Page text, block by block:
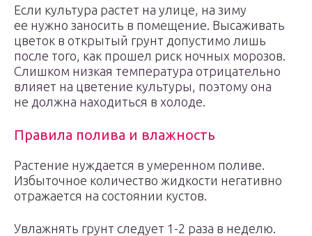
Если культура растет на улице, на зиму
ее нужно заносить в помещение. Высаживать
цветок в открытый грунт допустимо лишь
после того, как прошел риск ночных морозов.
Слишком низкая температура отрицательно
влияет на цветение культуры, поэтому она
не должна находиться в холоде.
Правила полива и влажность
Растение нуждается в умеренном поливе.
Избыточное количество жидкости негативно
отражается на состоянии кустов.
Увлажнять грунт следует 1-2 раза в неделю.